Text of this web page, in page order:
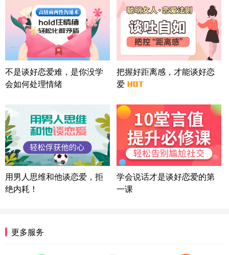
方案
广东-广州 188****5632
12分钟前
微信用户 司马锘 通过此页面咨询，已获得专属情感
方案
湖北-武汉 135****7410
41分钟前
微信用户 困困魚? 通过此页面咨询，已获得专属情感
方案
陕西-西安 139****6283
浙江-宁波 150****8921
28分钟前
微信用户 逆光下的微笑 通过此页面咨询，已获得专
属情感方案
湖南-长沙 187****3359
18分钟前
微信用户 超 通过此页面咨询，已获得专属情感方案
福建-厦门 159****4462
不是谈好恋爱难，是你没学
会如何处理情绪
把握好距离感，才能谈好恋
爱
用男人思维和他谈恋爱，拒
绝内耗！
学会说话才是谈好恋爱的第
一课
更多服务